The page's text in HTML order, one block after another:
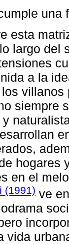
una
esta
largo del
a la
siempre
hogares
en el
(1991) ve
vida